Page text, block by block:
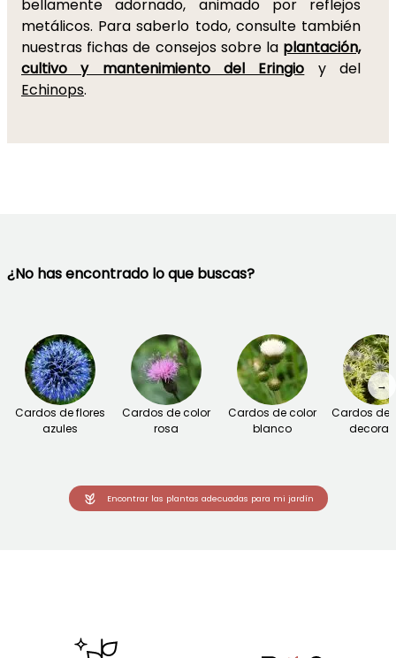
bellamente adornado, animado por reflejos
metálicos. Para saberlo todo, consulte también
nuestras fichas de consejos sobre la plantación,
cultivo y mantenimiento del Eringio y del
Echinops.
¿No has encontrado lo que buscas?
Cardos de flores
azules
Cardos de color
rosa
Cardos de color
blanco
Cardos de
→
Encontrar las plantas adecuadas para mi jardín